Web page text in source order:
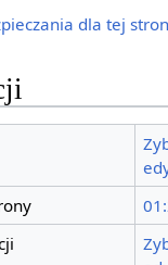
dla tej